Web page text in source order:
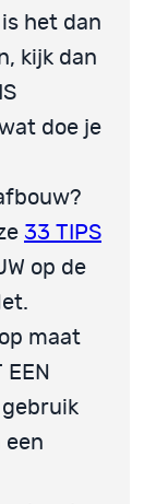
het dan
kijk dan
doe je
33 TIPS
op de
maat
EEN
gebruik
een